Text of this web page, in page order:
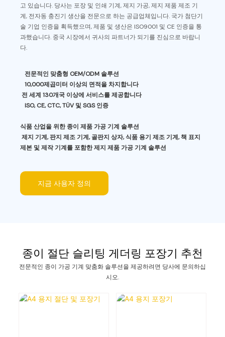
고 있습니다. 당사는 포장 및 인쇄 기계, 제지 가공, 제지 제품 제조 기
계, 전자동 충진기 생산을 전문으로 하는 공급업체입니다. 국가 첨단기
술 기업 인증을 획득했으며, 제품 및 생산은 ISO9001 및 CE 인증을 통
과했습니다. 중국 시장에서 귀사의 파트너가 되기를 진심으로 바랍니
다.
전문적인 맞춤형 OEM/ODM 솔루션
10,000제곱미터 이상의 면적을 차지합니다
전 세계 130개국 이상에 서비스를 제공합니다
ISO, CE, CTC, TÜV 및 SGS 인증
식품 산업을 위한 종이 제품 가공 기계 솔루션
제지 기계, 판지 제조 기계, 골판지 상자, 식품 용기 제조 기계, 책 표지
제본 및 제작 기계를 포함한 제지 제품 가공 기계 솔루션
지금 사용자 정의
종이 절단 슬리팅 게더링 포장기 추천
전문적인 종이 가공 기계 맞춤화 솔루션을 제공하려면 당사에 문의하십
시오.